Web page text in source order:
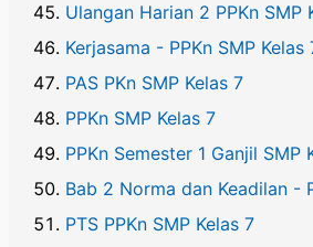
Ulangan Harian 2 PPKn SMP
Kerjasama - PPKn SMP Kelas
PAS PKn SMP Kelas 7
PPKn SMP Kelas 7
PPKn Semester 1 Ganjil SMP
Bab 2 Norma dan Keadilan -
PTS PPKn SMP Kelas 7